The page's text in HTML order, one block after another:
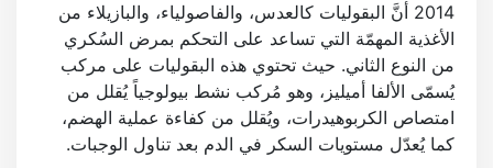
2014 أنَّ البقوليات كالعدس، والفاصولياء، والبازيلاء من
الأغذية المهمّة التي تساعد على التحكم بمرض السُكري
من النوع الثاني. حيث تحتوي هذه البقوليات على مركب
يُسمّى الألفا أميليز، وهو مُركب نشط بيولوجياً يُقلل من
امتصاص الكربوهيدرات، ويُقلل من كفاءة عملية الهضم،
كما يُعدّل مستويات السكر في الدم بعد تناول الوجبات.